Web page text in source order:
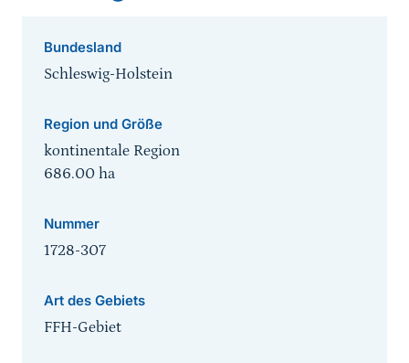
Bundesland
Schleswig-Holstein
Region und Größe
kontinentale Region
686.00 ha
Nummer
1728-307
Art des Gebiets
FFH-Gebiet